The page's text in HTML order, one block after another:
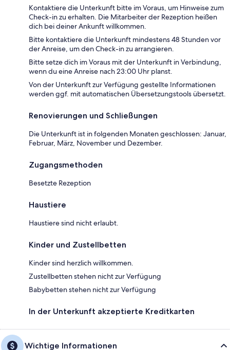
Kontaktiere die Unterkunft bitte im Voraus, um Hinweise zum
Check-in zu erhalten. Die Mitarbeiter der Rezeption heißen
dich bei deiner Ankunft willkommen.
Bitte kontaktiere die Unterkunft mindestens 48 Stunden vor
der Anreise, um den Check-in zu arrangieren.
Bitte setze dich im Voraus mit der Unterkunft in Verbindung,
wenn du eine Anreise nach 23:00 Uhr planst.
Von der Unterkunft zur Verfügung gestellte Informationen
werden ggf. mit automatischen Übersetzungstools übersetzt.
Renovierungen und Schließungen
Die Unterkunft ist in folgenden Monaten geschlossen: Januar,
Februar, März, November und Dezember.
Zugangsmethoden
Besetzte Rezeption
Haustiere
Haustiere sind nicht erlaubt.
Kinder und Zustellbetten
Kinder sind herzlich willkommen.
Zustellbetten stehen nicht zur Verfügung
Babybetten stehen nicht zur Verfügung
In der Unterkunft akzeptierte Kreditkarten
Wichtige Informationen